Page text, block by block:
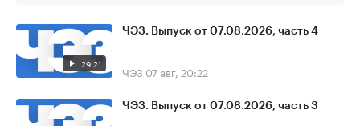
29:21
ЧЭЗ. Выпуск от 07.08.2026, часть 4
ЧЭЗ 07 авг, 20:22
ЧЭЗ. Выпуск от 07.08.2026, часть 3